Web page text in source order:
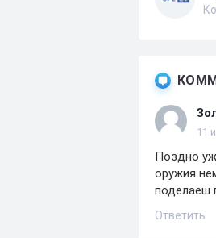
11
Поздно
оружия
поделаеш
Ответить